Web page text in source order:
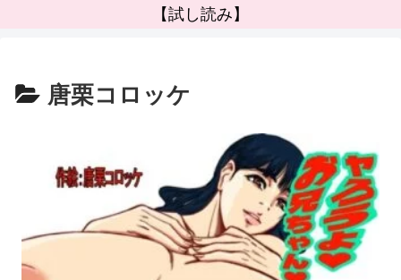
【試し読み】
唐栗コロッケ